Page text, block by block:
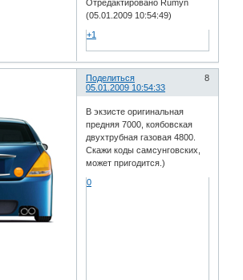
Отредактировано Rumyn
(05.01.2009 10:54:49)
+1
Поделиться
8
05.01.2009 10:54:33
В экзисте оригинальная
предняя 7000, коябовская
двухтрубная газовая 4800.
Скажи коды самсунговских,
может пригодится.)
0